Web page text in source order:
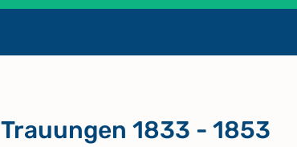
Trauungen 1833 - 1853